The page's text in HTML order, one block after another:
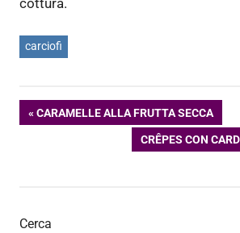
cottura.
carciofi
Navigazione
ARTICOLO
CARAMELLE ALLA FRUTTA SECCA
ARTICOLO
CRÊPES CON
Cerca